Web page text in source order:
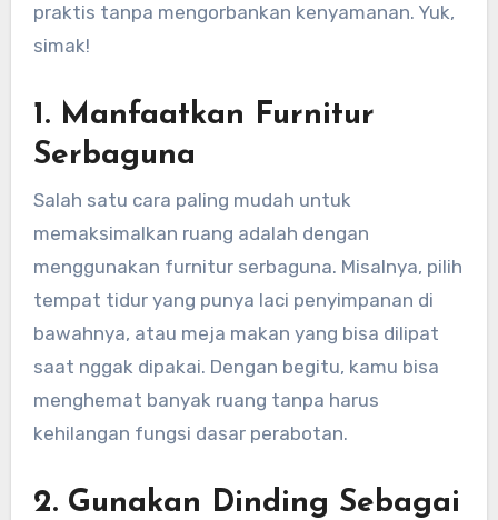
praktis tanpa mengorbankan kenyamanan. Yuk,
simak!
1. Manfaatkan Furnitur
Serbaguna
Salah satu cara paling mudah untuk
memaksimalkan ruang adalah dengan
menggunakan furnitur serbaguna. Misalnya, pilih
tempat tidur yang punya laci penyimpanan di
bawahnya, atau meja makan yang bisa dilipat
saat nggak dipakai. Dengan begitu, kamu bisa
menghemat banyak ruang tanpa harus
kehilangan fungsi dasar perabotan.
2. Gunakan Dinding Sebagai